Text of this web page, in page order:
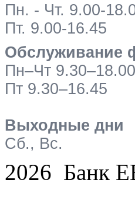
Пн. - Чт. 9.00-
Пт. 9.00-16.45
Обслуживание
Пн–Чт
Пт 9.30–16.45
Выходные дни
Сб., Вс.
2026 Банк